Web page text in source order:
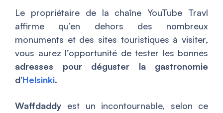
Le propriétaire de la chaîne YouTube Travl
affirme qu’en dehors des nombreux
monuments et des sites touristiques à visiter,
vous aurez l’opportunité de tester les bonnes
adresses pour déguster la gastronomie
d’Helsinki.
Waffdaddy est un incontournable, selon ce